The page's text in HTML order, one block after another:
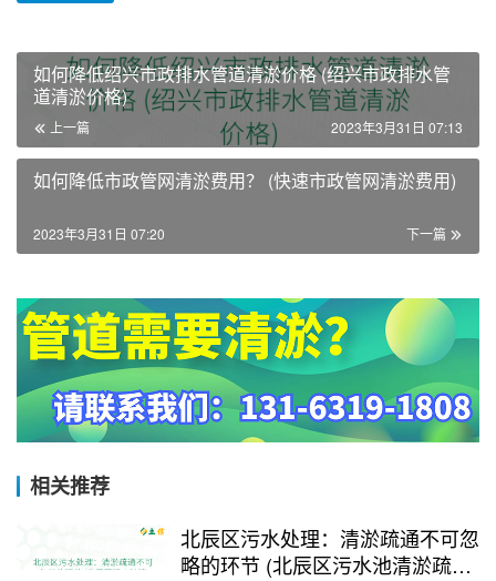
如何降低绍兴市政排水管道清淤价格 (绍兴市政排水管
道清淤价格)
上一篇 2023年3月31日 07:13
如何降低市政管网清淤费用？ (快速市政管网清淤费用)
下一篇
2023年3月31日 07:20
相关推荐
北辰区污水处理：清淤疏通不可忽
略的环节 (北辰区污水池清淤疏通